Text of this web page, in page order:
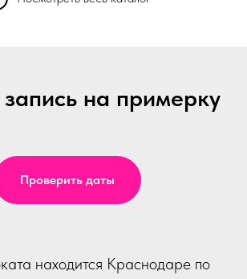
на примерку
Проверить даты
находится Краснодаре по